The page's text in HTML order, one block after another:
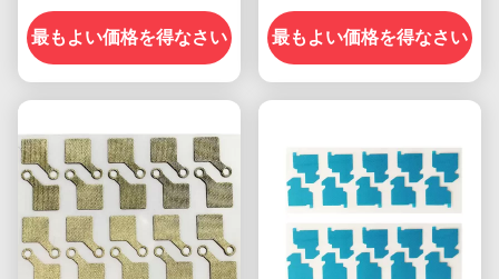
最もよい価格を得なさい
SGSは承認した
最もよい価格を得なさい